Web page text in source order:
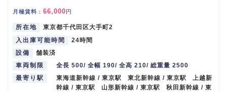
月極賃料 ： 66,000円
所在地
東京都千代田区大手町2
入出庫可能時間
24時間
設備
舗装済
車両制限
全長 500/ 全幅 190/ 全高 210/ 総重量 2500
最寄り駅
東海道新幹線 / 東京駅 東北新幹線 / 東京駅 上越新
幹線 / 東京駅 山形新幹線 / 東京駅 秋田新幹線 / 東